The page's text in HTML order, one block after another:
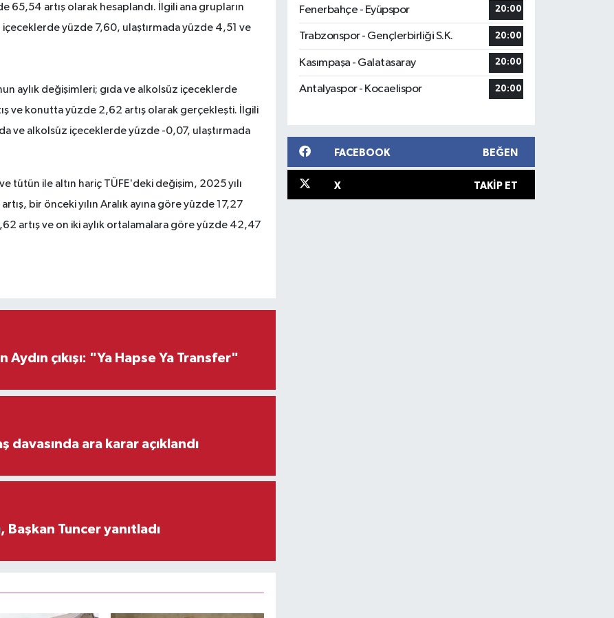
65,54 artış olarak hesaplandı. İlgili ana grupların
içeceklerde yüzde 7,60, ulaştırmada yüzde 4,51 ve
aylık değişimleri; gıda ve alkolsüz içeceklerde
ve konutta yüzde 2,62 artış olarak gerçekleşti. İlgili
ve alkolsüz içeceklerde yüzde -0,07, ulaştırmada
tütün ile altın hariç TÜFE'deki değişim, 2025 yılı
bir önceki yılın Aralık ayına göre yüzde 17,27
artış ve on iki aylık ortalamalara göre yüzde 42,47
Aydın çıkışı: "Ya Hapse Ya Transfer"
davasında ara karar açıklandı
Tuncer yanıtladı
Fenerbahçe - Eyüpspor 20:00
Trabzonspor - Gençlerbirliği S.K. 20:00
Kasımpaşa - Galatasaray 20:00
Antalyaspor - Kocaelispor 20:00
FACEBOOK BEĞEN
X TAKIP ET